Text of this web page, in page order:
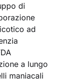
di
ad
a lungo
maniacali